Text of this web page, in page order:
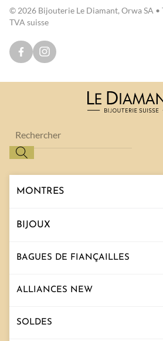
© 2026 Bijouterie Le Diamant, Orwa SA •
TVA suisse
de
produits
MONTRES
BIJOUX
BAGUES DE FIANÇAILLES
ALLIANCES NEW
SOLDES